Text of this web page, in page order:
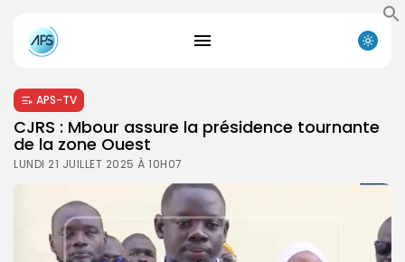
APS-TV
CJRS : Mbour assure la présidence tournante
de la zone Ouest
LUNDI 21 JUILLET 2025 À 10H07